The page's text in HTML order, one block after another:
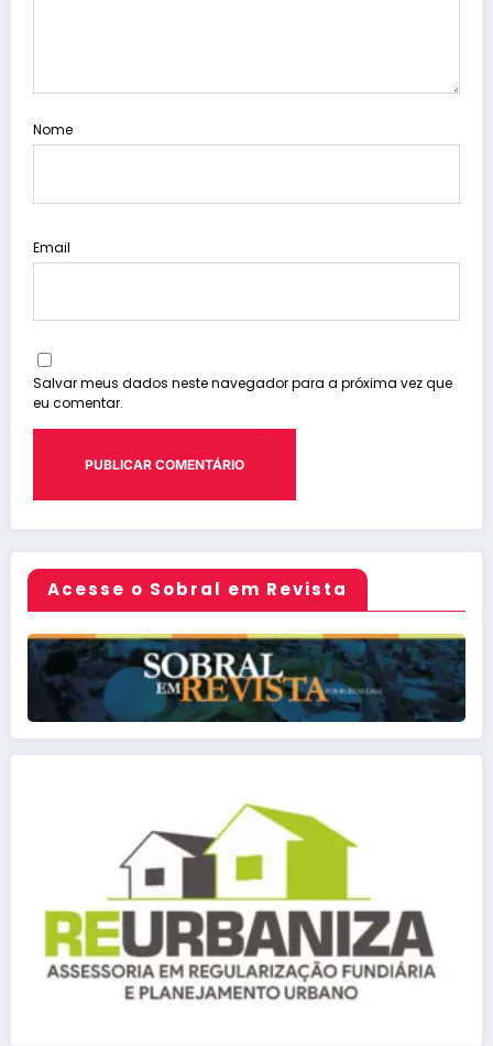
Nome
Email
Salvar meus dados neste navegador para a próxima vez que
eu comentar.
Acesse o Sobral em Revista